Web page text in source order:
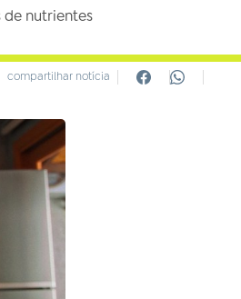
de nutrientes
compartilhar notícia